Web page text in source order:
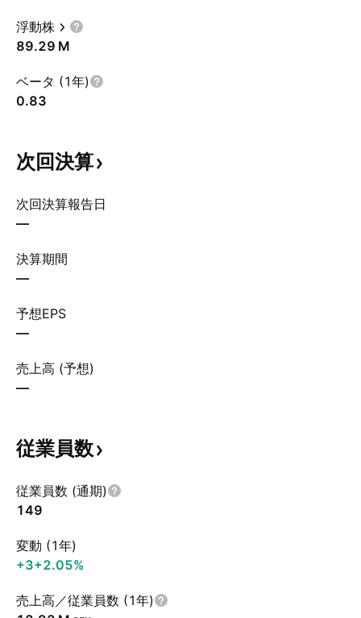
浮動株
‪89.29 M‬
ベータ (1年)
0.83
次回決算
次回決算報告日
—
決算期間
—
予想EPS
—
売上高 (予想)
—
従業員数
従業員数 (通期)
149
変動 (1年)
+3+2.05%
売上高／従業員数 (1年)